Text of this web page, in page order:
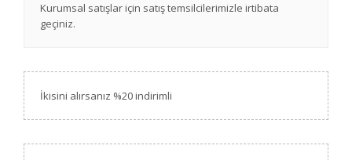
Kurumsal satışlar için satış temsilcilerimizle irtibata
geçiniz.
İkisini alırsanız %20 indirimli